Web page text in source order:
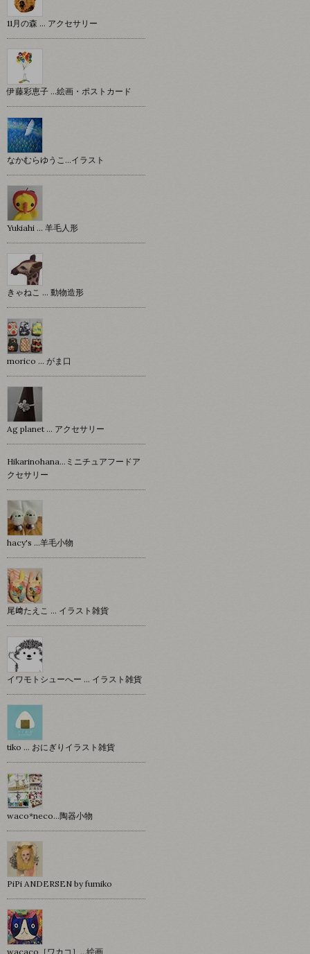
11月の森 … アクセサリー
伊藤彩恵子 …絵画・ポストカード
なかむらゆうこ…イラスト
Yukiahi … 羊毛人形
きゃねこ … 動物造形
morico … がま口
Ag planet … アクセサリー
Hikarinohana…ミニチュアフードア
クセサリー
hacy's …羊毛小物
尾﨑たえこ … イラスト雑貨
イワモトシューへー … イラスト雑貨
tiko … おにぎりイラスト雑貨
waco*neco...陶器小物
PiPi ANDERSEN by fumiko
wacaco［ワカコ］…絵画